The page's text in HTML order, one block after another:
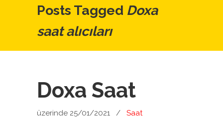
Posts Tagged Doxa
saat alıcıları
Doxa Saat
üzerinde 25/01/2021 / Saat